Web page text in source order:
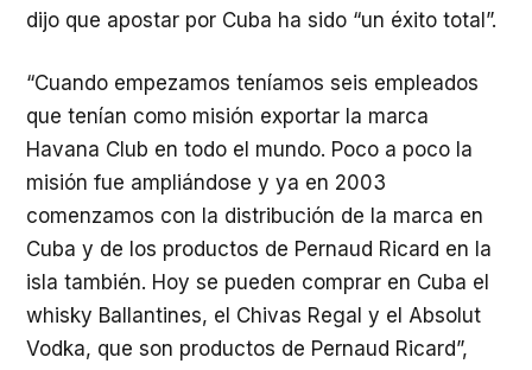
dijo que apostar por Cuba ha sido “un éxito total”.
“Cuando empezamos teníamos seis empleados
que tenían como misión exportar la marca
Havana Club en todo el mundo. Poco a poco la
misión fue ampliándose y ya en 2003
comenzamos con la distribución de la marca en
Cuba y de los productos de Pernaud Ricard en la
isla también. Hoy se pueden comprar en Cuba el
whisky Ballantines, el Chivas Regal y el Absolut
Vodka, que son productos de Pernaud Ricard”,